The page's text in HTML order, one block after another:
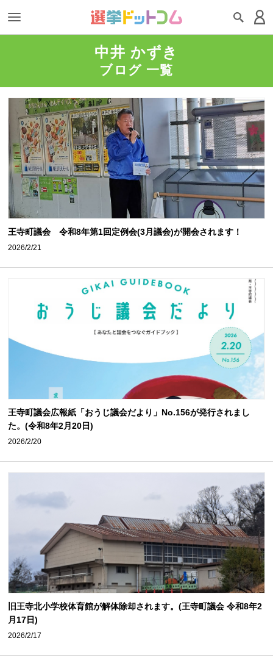
中井 かずき
ブログ 一覧
王寺町議会 令和8年第1回定例会(3月議会)が開会されます！
2026/2/21
王寺町議会広報紙「おうじ議会だより」No.156が発行されまし
た。(令和8年2月20日)
2026/2/20
旧王寺北小学校体育館が解体除却されます。(王寺町議会 令和8年2
月17日)
2026/2/17